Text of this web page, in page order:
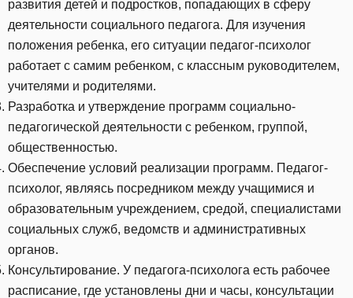
развития детей и подростков, попадающих в сферу
деятельности социального педагога. Для изучения
положения ребенка, его ситуации педагог-психолог
работает с самим ребенком, с классным руководителем,
учителями и родителями.
Разработка и утверждение программ социально-
педагогической деятельности с ребенком, группой,
общественностью.
Обеспечение условий реализации программ. Педагог-
психолог, являясь посредником между учащимися и
образовательным учреждением, средой, специалистами
социальных служб, ведомств и административных
органов.
Консультирование. У педагога-психолога есть рабочее
расписание, где установлены дни и часы, консультации